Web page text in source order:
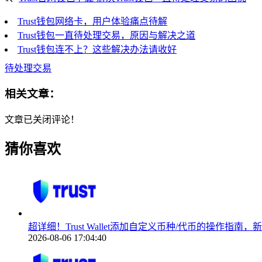
Trust钱包网络卡，用户体验痛点待解
Trust钱包一直待处理交易，原因与解决之道
Trust钱包连不上？这些解决办法请收好
待处理交易
相关文章：
文章已关闭评论！
猜你喜欢
超详细！Trust Wallet添加自定义币种/代币的操作指南，
2026-08-06 17:04:40